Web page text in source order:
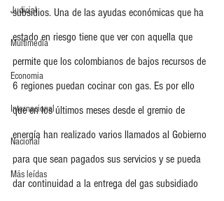
Judicial
Multimedia
Economia
Internacional
Nacional
Más leídas
subsidios. Una de las ayudas económicas que ha
estado en riesgo tiene que ver con aquella que
permite que los colombianos de bajos recursos de
6 regiones puedan cocinar con gas. Es por ello
que en los últimos meses desde el gremio de
energía han realizado varios llamados al Gobierno
para que sean pagados sus servicios y se pueda
dar continuidad a la entrega del gas subsidiado